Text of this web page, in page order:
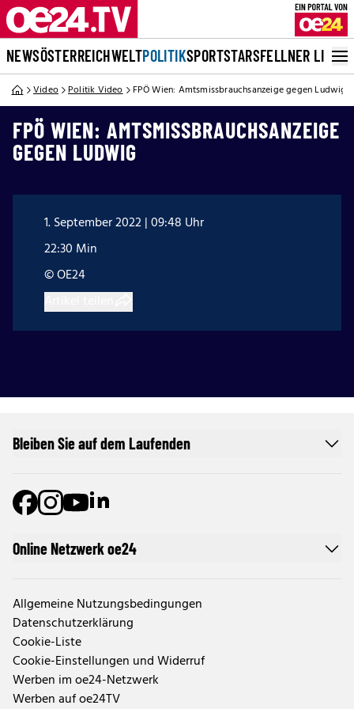
NEWSÖSTERREICHWELTPOLITIKSPORTSTARSFELLNER LIVE
Video Politik Video FPÖ Wien: Amtsmissbrauchsanzeige gegen Ludwig
FPÖ WIEN: AMTSMISSBRAUCHSANZEIGE
GEGEN LUDWIG
1. September 2022 | 09:48 Uhr
22:30 Min
© OE24
Online Netzwerk oe24
Allgemeine Nutzungsbedingungen
Datenschutzerklärung
Cookie-Liste
Cookie-Einstellungen und Widerruf
Werben im oe24-Netzwerk
Werben auf oe24TV
Bleiben Sie auf dem Laufenden